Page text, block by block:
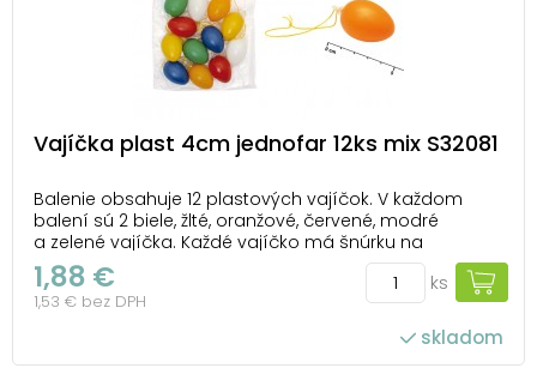
Vajíčka plast 4cm jednofar 12ks mix S32081
Balenie obsahuje 12 plastových vajíčok. V každom
balení sú 2 biele, žlté, oranžové, červené, modré
a zelené vajíčka. Každé vajíčko má šnúrku na
zavesenie. Veľkosť vajíčka je 4 cm. Uvedená cena je
za 1 balenie.
1,88 €
1,53 € bez DPH
ks
skladom